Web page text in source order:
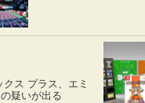
ス プラス、エミ
疑いが出る